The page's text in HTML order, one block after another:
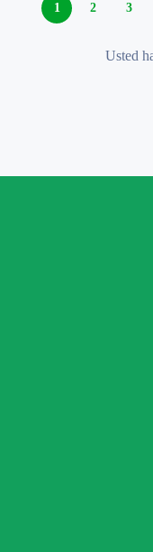
1 2 3
Usted